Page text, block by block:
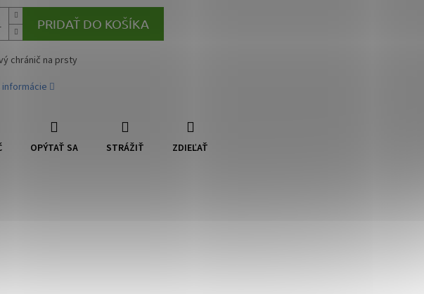
PRIDAŤ DO KOŠÍKA
chránič na prsty
informácie
OPÝTAŤ SA STRÁŽIŤ ZDIEĽAŤ